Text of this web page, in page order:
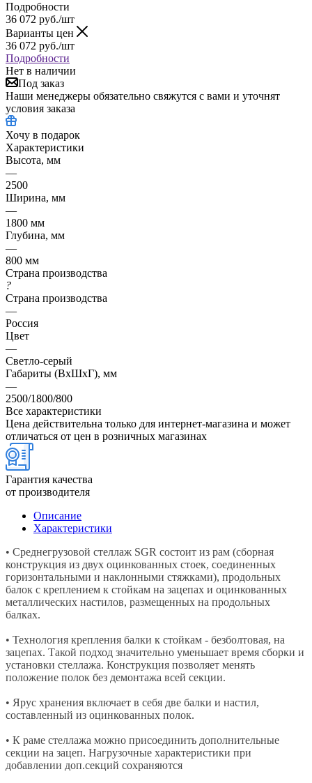
Подробности
36 072 руб./шт
Варианты цен
36 072 руб./шт
Подробности
Нет в наличии
Под заказ
Наши менеджеры обязательно свяжутся с вами и уточнят
условия заказа
Хочу в подарок
Характеристики
Высота, мм
—
2500
Ширина, мм
—
1800 мм
Глубина, мм
—
800 мм
Страна производства
?
Страна производства
—
Россия
Цвет
—
Светло-серый
Габариты (ВхШхГ), мм
—
2500/1800/800
Все характеристики
Цена действительна только для интернет-магазина и может
отличаться от цен в розничных магазинах
Гарантия качества
от производителя
Описание
Характеристики
• Среднегрузовой стеллаж SGR состоит из рам (сборная
конструкция из двух оцинкованных стоек, соединенных
горизонтальными и наклонными стяжками), продольных
балок с креплением к стойкам на зацепах и оцинкованных
металлических настилов, размещенных на продольных
балках.
• Технология крепления балки к стойкам - безболтовая, на
зацепах. Такой подход значительно уменьшает время сборки и
установки стеллажа. Конструкция позволяет менять
положение полок без демонтажа всей секции.
• Ярус хранения включает в себя две балки и настил,
составленный из оцинкованных полок.
• К раме стеллажа можно присоединить дополнительные
секции на зацеп. Нагрузочные характеристики при
добавлении доп.секций сохраняются